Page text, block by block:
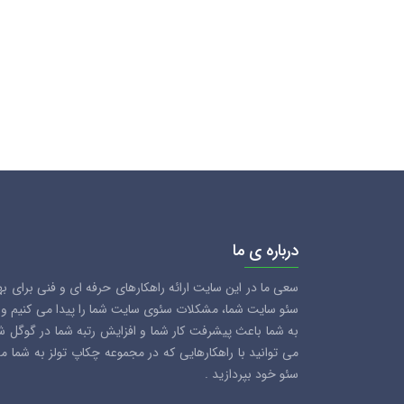
درباره ی ما
سعی ما در این سایت ارائه راهکارهای حرفه ای و فنی
سئو سایت شما، مشکلات سئوی سایت شما را پیدا می کنیم و
به شما باعث پیشرفت کار شما و افزایش رتبه شما در
می توانید با راهکارهایی که در مجموعه چکاپ تولز به
سئو خود بپردازید .